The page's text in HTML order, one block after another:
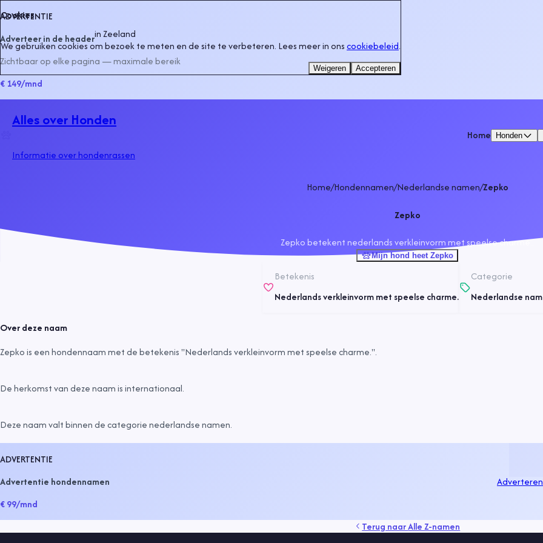
ADVERTENTIE
Adverteer in de headerinZeeland
Zichtbaar op elke pagina — maximale bereik
€ 149/mnd
Alles over Honden
Informatie over hondenrassen
Home Honden
Home/Hondennamen/Nederlandse namen/Zepko
Zepko
Zepko betekent nederlands verkleinvorm met speelse charme..
Mijn hond heet Zepko
Betekenis
Nederlands verkleinvorm met speelse charme.
Categorie
Nederlandse
Over deze naam
Zepko is een hondennaam met de betekenis "Nederlands verkleinvorm met speelse charme.".
De herkomst van deze naam isinternationaal.
Deze naam valt binnen de categorienederlandse namen.
ADVERTENTIE
Advertentie hondennamen
€ 99/mnd
Adverteren
Terug naarAlle Z-namen
Cookies
We gebruiken cookies om bezoek te meten en de site te verbeteren. Lees meer in onscookiebeleid.
Weigeren Accepteren